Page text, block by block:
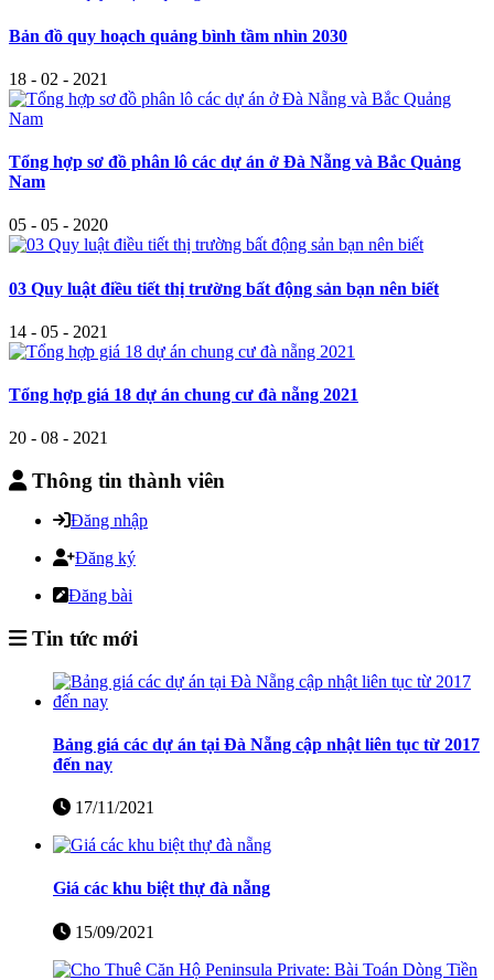
Bản đồ quy hoạch quảng bình tầm nhìn 2030
18 - 02 - 2021
Tổng hợp sơ đồ phân lô các dự án ở Đà Nẵng và Bắc Quảng
Nam
05 - 05 - 2020
03 Quy luật điều tiết thị trường bất động sản bạn nên biết
14 - 05 - 2021
Tổng hợp giá 18 dự án chung cư đà nẵng 2021
20 - 08 - 2021
Thông tin thành viên
Đăng nhập
Đăng ký
Đăng bài
Tin tức mới
Bảng giá các dự án tại Đà Nẵng cập nhật liên tục từ 2017
đến nay
17/11/2021
Giá các khu biệt thự đà nẵng
15/09/2021